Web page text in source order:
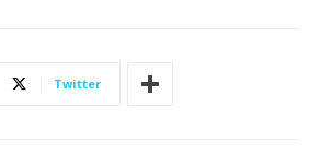
Twitter